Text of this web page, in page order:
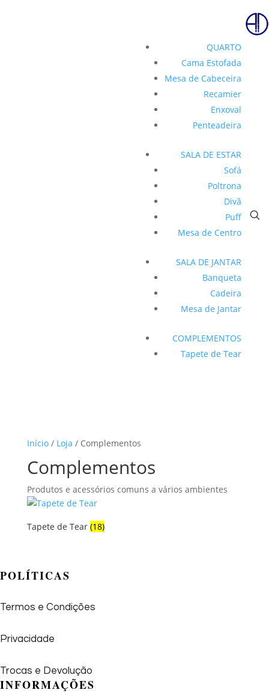
QUARTO
Cama Estofada
Mesa de Cabeceira
Recamier
Enxoval
Penteadeira
SALA DE ESTAR
Sofá
Poltrona
Divã
Puff
Mesa de Centro
SALA DE JANTAR
Banqueta
Cadeira
Mesa de Jantar
COMPLEMENTOS
Tapete de Tear
Início/ Loja / Complementos
Complementos
Produtos e acessórios comuns a vários ambientes
Tapete de Tear (18)
POLÍTICAS
Termos e Condições
Privacidade
Trocas e Devolução
INFORMAÇÕES